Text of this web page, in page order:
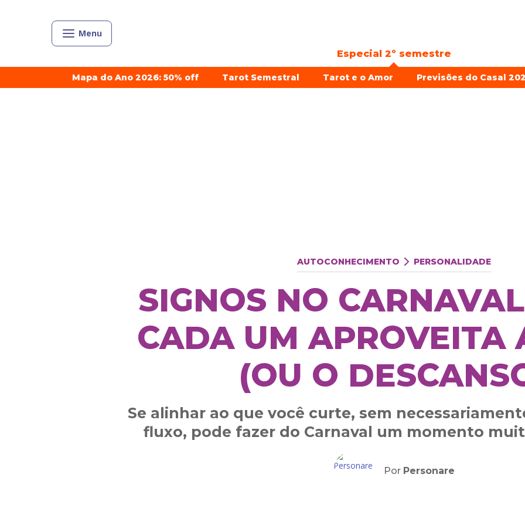
Menu
Especial 2º semestre
Mapa do Ano 2026: 50% off Tarot Semestral Tarot e o Amor Previsões do Casal
AUTOCONHECIMENTO PERSONALIDADE
SIGNOS NO
CADA UM APROVEITA
(OU O
Se alinhar ao que você curte, sem
fluxo, pode fazer do Carnaval um momento
Por Personare